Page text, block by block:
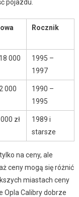
pojazdu.
Rocznik
000
1995 –
1997
000
1990 –
1995
zł
1989 i
starsze
na ceny, ale
ceny mogą się różnić
miastach ceny
Opla Calibry dobrze